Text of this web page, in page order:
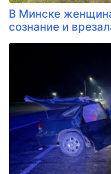
В Минске
сознание и